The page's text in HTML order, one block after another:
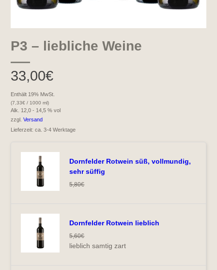
P3 – liebliche Weine
33,00€
Enthält 19% MwSt.
(7,33€ / 1000 ml)
Alk. 12,0 - 14,5 % vol
zzgl.Versand
Lieferzeit: ca. 3-4 Werktage
Dornfelder Rotwein süß, vollmundig,
sehr süffig
5,80€
Dornfelder Rotwein lieblich
5,60€
lieblich samtig zart